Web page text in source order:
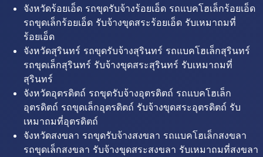
จังหวัดร้อยเอ็ด รถขุดรับจ้างร้อยเอ็ด รถแบคโฮเล็กร้อยเอ็ด
รถขุดเล็กร้อยเอ็ด รับจ้างขุดสระร้อยเอ็ด รับเหมาถมที่
ร้อยเอ็ด
จังหวัดสุรินทร์ รถขุดรับจ้างสุรินทร์ รถแบคโฮเล็กสุรินทร์
รถขุดเล็กสุรินทร์ รับจ้างขุดสระสุรินทร์ รับเหมาถมที่
สุรินทร์
จังหวัดอุตรดิตถ์ รถขุดรับจ้างอุตรดิตถ์ รถแบคโฮเล็ก
อุตรดิตถ์ รถขุดเล็กอุตรดิตถ์ รับจ้างขุดสระอุตรดิตถ์ รับ
เหมาถมที่อุตรดิตถ์
จังหวัดสงขลา รถขุดรับจ้างสงขลา รถแบคโฮเล็กสงขลา
รถขุดเล็กสงขลา รับจ้างขุดสระสงขลา รับเหมาถมที่สงขลา